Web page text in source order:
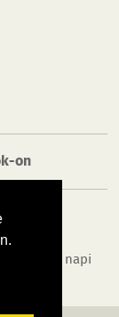
on
képek, napi